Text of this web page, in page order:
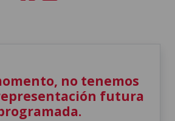
no tenemos
futura